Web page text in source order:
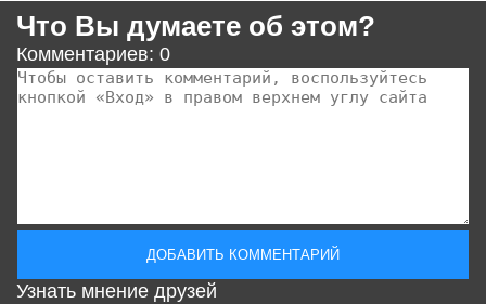
Что Вы думаете об этом?
Комментариев: 0
Узнать мнение друзей